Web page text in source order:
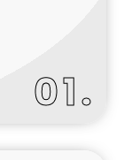
0 .